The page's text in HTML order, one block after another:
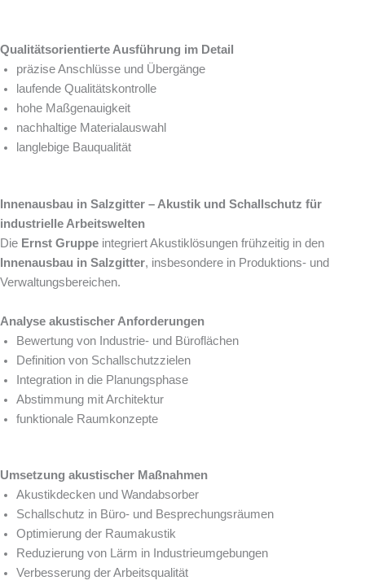
Qualitätsorientierte Ausführung im Detail
präzise Anschlüsse und Übergänge
laufende Qualitätskontrolle
hohe Maßgenauigkeit
nachhaltige Materialauswahl
langlebige Bauqualität
Innenausbau in Salzgitter – Akustik und Schallschutz für
industrielle Arbeitswelten
Die Ernst Gruppe integriert Akustiklösungen frühzeitig in den
Innenausbau in Salzgitter, insbesondere in Produktions- und
Verwaltungsbereichen.
Analyse akustischer Anforderungen
Bewertung von Industrie- und Büroflächen
Definition von Schallschutzzielen
Integration in die Planungsphase
Abstimmung mit Architektur
funktionale Raumkonzepte
Umsetzung akustischer Maßnahmen
Akustikdecken und Wandabsorber
Schallschutz in Büro- und Besprechungsräumen
Optimierung der Raumakustik
Reduzierung von Lärm in Industrieumgebungen
Verbesserung der Arbeitsqualität